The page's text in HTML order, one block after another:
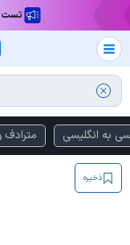
تست
به انگلیسی
ذخیره